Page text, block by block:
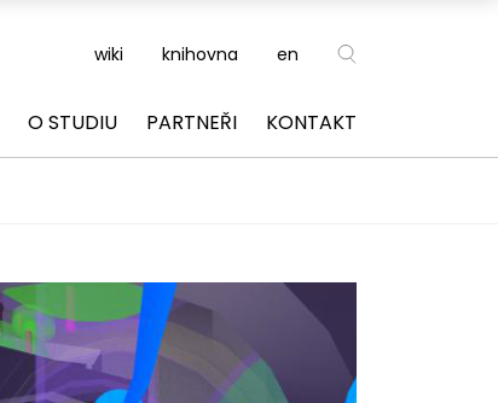
wiki knihovna en
O STUDIU PARTNEŘI KONTAKT